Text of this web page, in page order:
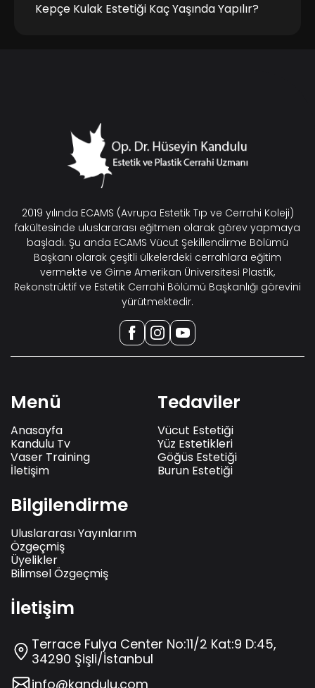
Kepçe Kulak Estetiği Kaç Yaşında Yapılır?
2019 yılında ECAMS (Avrupa Estetik Tıp ve Cerrahi Koleji)
fakültesinde uluslararası eğitmen olarak görev yapmaya
başladı. Şu anda ECAMS Vücut Şekillendirme Bölümü
Başkanı olarak çeşitli ülkelerdeki cerrahlara eğitim
vermekte ve Girne Amerikan Üniversitesi Plastik,
Rekonstrüktif ve Estetik Cerrahi Bölümü Başkanlığı görevini
yürütmektedir.
Menü
Anasayfa
Kandulu Tv
Vaser Training
İletişim
Tedaviler
Vücut Estetiği
Yüz Estetikleri
Göğüs Estetiği
Burun Estetiği
Bilgilendirme
Uluslararası Yayınlarım
Özgeçmiş
Üyelikler
Bilimsel Özgeçmiş
İletişim
Terrace Fulya Center No:11/2 Kat:9 D:45,
34290 Şişli/İstanbul
info@kandulu.com